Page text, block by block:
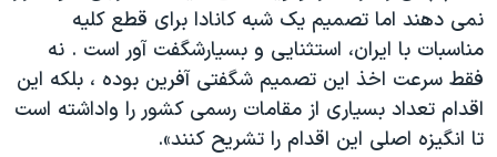
نمی دهند اما تصمیم یک شبه کانادا برای قطع کلیه
مناسبات با ایران، استثنایی و بسیارشگفت آور است . نه
فقط سرعت اخذ این تصمیم شگفتی آفرین بوده ، بلکه این
اقدام تعداد بسیاری از مقامات رسمی کشور را واداشته است
تا انگیزه اصلی این اقدام را تشریح کنند».